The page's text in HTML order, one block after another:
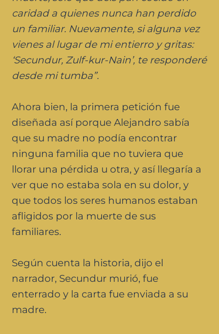
caridad a quienes nunca han perdido
un familiar. Nuevamente, si alguna vez
vienes al lugar de mi entierro y gritas:
‘Secundur, Zulf-kur-Nain’, te responderé
desde mi tumba”.
Ahora bien, la primera petición fue
diseñada así porque Alejandro sabía
que su madre no podía encontrar
ninguna familia que no tuviera que
llorar una pérdida u otra, y así llegaría a
ver que no estaba sola en su dolor, y
que todos los seres humanos estaban
afligidos por la muerte de sus
familiares.
Según cuenta la historia, dijo el
narrador, Secundur murió, fue
enterrado y la carta fue enviada a su
madre.